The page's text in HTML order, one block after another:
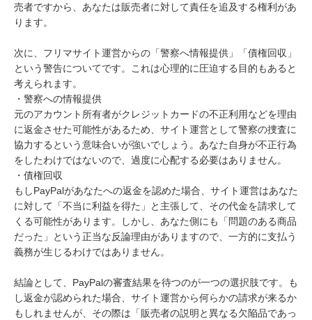
売者ですから、あなたは販売者に対して責任を追及する権利があ
ります。
次に、フリマサイト運営からの「警察へ情報提供」「債権回収」
という警告についてです。これは心理的に圧迫する目的もあると
考えられます。
・警察への情報提供
元のアカウント所有者がクレジットカードの不正利用などを理由
に返金させた可能性があるため、サイト運営として警察の捜査に
協力するという意味合いが強いでしょう。あなた自身が不正行為
をしたわけではないので、過度に心配する必要はありません。
・債権回収
もしPayPalがあなたへの返金を認めた場合、サイト運営はあなた
に対して「不当に利益を得た」と主張して、その代金を請求して
くる可能性があります。しかし、あなた側にも「問題のある商品
だった」という正当な反論理由がありますので、一方的に支払う
義務が生じるわけではありません。
結論として、PayPalの審査結果を待つのが一つの選択肢です。も
し返金が認められた場合、サイト運営から何らかの請求が来るか
もしれませんが、その際は「販売者の説明と異なる欠陥品であっ